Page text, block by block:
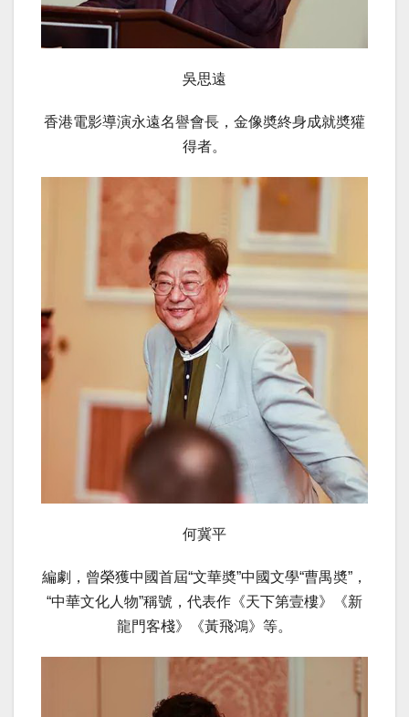
吳思遠
香港電影導演永遠名譽會長，金像奬終身成就奬獾
得者。
何冀平
編劇，曾榮獲中國首屆“文華奬”中國文學“曹禺奬”，
“中華文化人物”稱號，代表作《天下第壹樓》《新
龍門客棧》《黃飛鴻》等。